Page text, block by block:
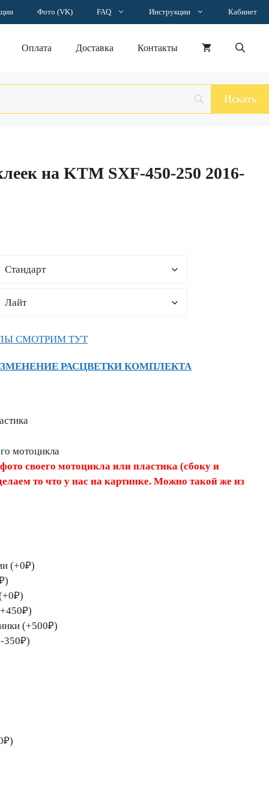
Фото (VK) FAQ Инструкции Кабинет
Оплата Доставка Контакты
на KTM SXF-450-250 2016-
СМОТРИМ ТУТ
РАСЦВЕТКИ КОМПЛЕКТА
мотоцикла
своего мотоцикла или пластика (сбоку и
то что у нас на картинке. Можно такой же из
(+0₽)
(+500₽)
350₽)
18056 ₽